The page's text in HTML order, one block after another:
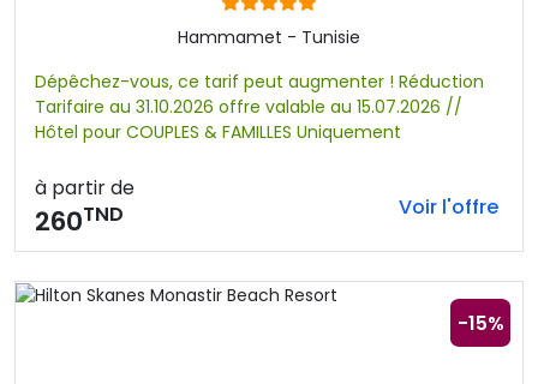
Hammamet - Tunisie
Dépêchez-vous, ce tarif peut augmenter ! Réduction
Tarifaire au 31.10.2026 offre valable au 15.07.2026 //
Hôtel pour COUPLES & FAMILLES Uniquement
à partir de
260TND Voir l'offre
-15%